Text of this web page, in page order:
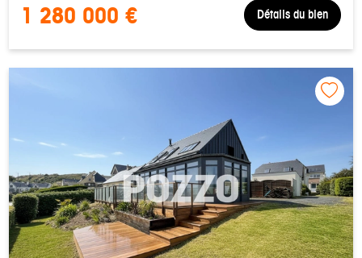
1 280 000 € Détails du bien